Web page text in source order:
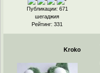
Публикации: 671
шегаджия
Рейтинг: 331
Kroko